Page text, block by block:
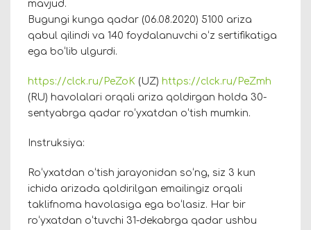
mavjud.
Bugungi kunga qadar (06.08.2020) 5100 ariza
qabul qilindi va 140 foydalanuvchi oʻz sertifikatiga
ega boʻlib ulgurdi.
https://clck.ru/PeZoK (UZ) https://clck.ru/PeZmh
(RU) havolalari orqali ariza qoldirgan holda 30-
sentyabrga qadar roʻyxatdan oʻtish mumkin.
Instruksiya:
Roʻyxatdan oʻtish jarayonidan soʻng, siz 3 kun
ichida arizada qoldirilgan emailingiz orqali
taklifnoma havolasiga ega boʻlasiz. Har bir
roʻyxatdan oʻtuvchi 31-dekabrga qadar ushbu